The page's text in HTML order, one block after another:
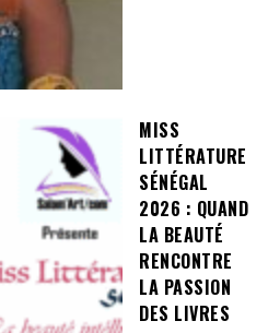
MISS
LITTÉRATURE
SÉNÉGAL
2026 : QUAND
LA BEAUTÉ
RENCONTRE
LA PASSION
DES LIVRES